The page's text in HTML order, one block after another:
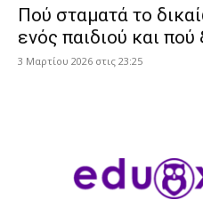
Πού σταματά το
ενός παιδιού και πού
3 Μαρτίου 2026 στις 23:25